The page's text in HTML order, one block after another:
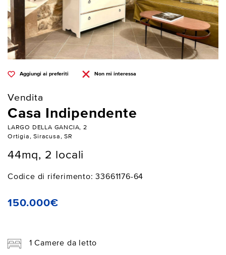
Aggiungi ai preferiti Non mi interessa
Vendita
Casa Indipendente
LARGO DELLA GANCIA, 2
Ortigia, Siracusa, SR
44mq, 2 locali
Codice di riferimento: 33661176-64
150.000€
1 Camere da letto